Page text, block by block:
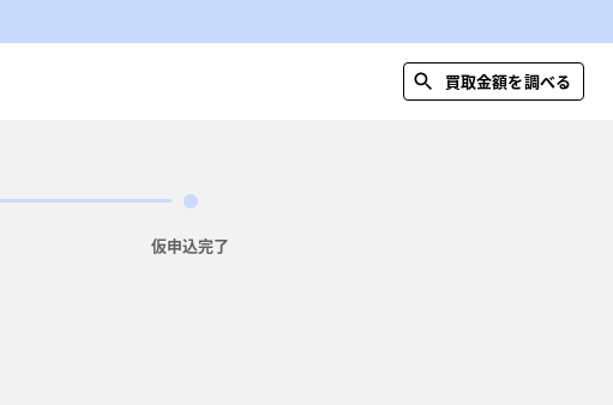
買取金額を調べる
仮申込完了